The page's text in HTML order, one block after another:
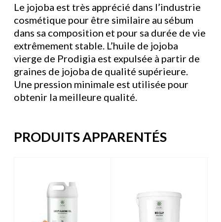
Le jojoba est très apprécié dans l’industrie
cosmétique pour être similaire au sébum
dans sa composition et pour sa durée de vie
extrêmement stable. L’huile de jojoba
vierge de Prodigia est expulsée à partir de
graines de jojoba de qualité supérieure.
Une pression minimale est utilisée pour
obtenir la meilleure qualité.
PRODUITS APPARENTÉS